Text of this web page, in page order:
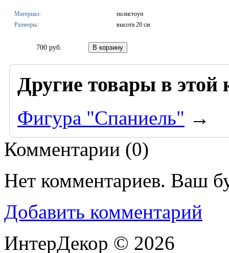
Материал:
полистоун
Размеры:
высота 20 см
700 руб.
Другие товары в этой
Фигура "Спаниель" →
Комментарии (0)
Нет комментариев. Ваш
Добавить комментарий
ИнтерДекор © 2026